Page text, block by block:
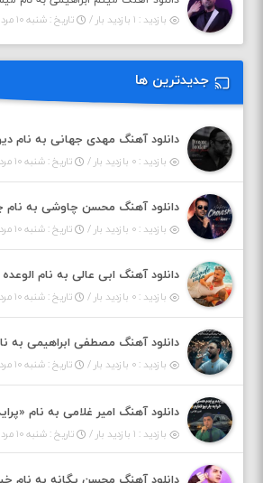
بازدید : ۱ بازدید بار /
تاریخ : شنبه ۱۰ مرداد ۱۴۰۵
جدیدترین ها
دانلود آهنگ مهدی جهانی به نام
بازدید : ۰ بازدید بار / تاریخ : شنبه ۱۰ مرداد ۱۴۰۵
دانلود آهنگ محسن چاوشی به نام
بازدید : ۰ بازدید بار / تاریخ : شنبه ۱۰ مرداد ۱۴۰۵
دانلود آهنگ ابی عالی به نام الوعده
بازدید : ۰ بازدید بار / تاریخ : شنبه ۱۰ مرداد ۱۴۰۵
بازدید : ۰ بازدید بار / تاریخ : شنبه ۱۰ مرداد ۱۴۰۵
بازدید : ۱ بازدید بار / تاریخ : شنبه ۱۰ مرداد ۱۴۰۵